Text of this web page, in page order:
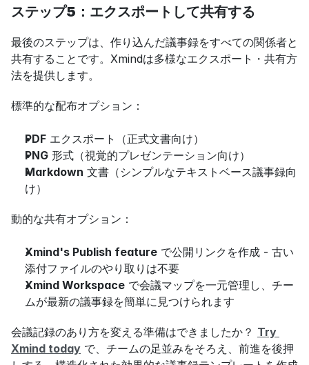
ステップ5：エクスポートして共有する
最後のステップは、作り込んだ議事録をすべての関係者と
共有することです。Xmindは多様なエクスポート・共有方
法を提供します。
標準的な配布オプション：
PDF エクスポート（正式文書向け）
PNG 形式（視覚的プレゼンテーション向け）
Markdown 文書（シンプルなテキストベース議事録向
け）
動的な共有オプション：
Xmind's Publish feature で公開リンクを作成 - 古い
添付ファイルのやり取りは不要
Xmind Workspace で会議マップを一元管理し、チー
ムが最新の議事録を簡単に見つけられます
会議記録のあり方を変える準備はできましたか？ Try
Xmind today で、チームの足並みをそろえ、前進を後押